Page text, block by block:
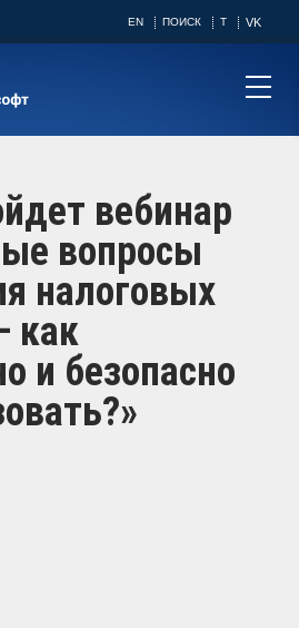
EN ПОИСК T VK
вебинар
вопросы
налоговых
как
и безопасно